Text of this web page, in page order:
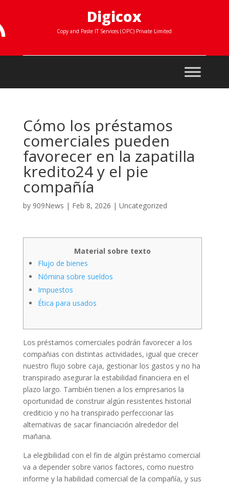
Digicox
Copy and Paste IT Services (OPC) Private Limited
Cómo los préstamos
comerciales pueden
favorecer en la zapatilla
kredito24 y el pie
compañía
by 909News | Feb 8, 2026 | Uncategorized
Material sobre texto
Flujo de bienes
Nómina sobre sueldos
Impuestos
Ética para usados
Los préstamos comerciales podrán favorecer a los
compañias con distintas actividades, igual que crecer
nuestro flujo sobre caja, gestionar los gastos y no ha
transpirado asegurar la estabilidad financiera en el
plazo largo. También tienen a los empresarios la
oportunidad de construir algún resistentes historial
crediticio y no ha transpirado perfeccionar las
alternativas de sacar financiación alrededor del
mañana.
La elegibilidad con el fin de algún préstamo comercial
va a depender sobre varios factores, como nuestro
informe y la habilidad comercial de la compañía, y sus